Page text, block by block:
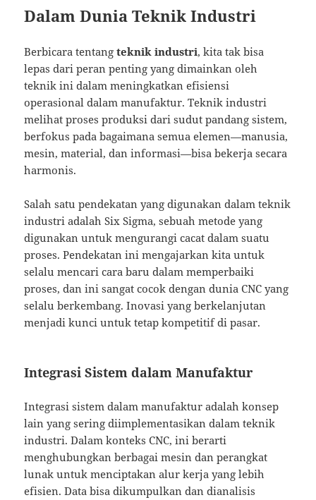
Dalam Dunia Teknik Industri
Berbicara tentangteknik industri, kita tak bisa
lepas dari peran penting yang dimainkan oleh
teknik ini dalam meningkatkan efisiensi
operasional dalam manufaktur. Teknik industri
melihat proses produksi dari sudut pandang sistem,
berfokus pada bagaimana semua elemen—manusia,
mesin, material, dan informasi—bisa bekerja secara
harmonis.
Salah satu pendekatan yang digunakan dalam teknik
industri adalah Six Sigma, sebuah metode yang
digunakan untuk mengurangi cacat dalam suatu
proses. Pendekatan ini mengajarkan kita untuk
selalu mencari cara baru dalam memperbaiki
proses, dan ini sangat cocok dengan dunia CNC yang
selalu berkembang. Inovasi yang berkelanjutan
menjadi kunci untuk tetap kompetitif di pasar.
Integrasi Sistem dalam Manufaktur
Integrasi sistem dalam manufaktur adalah konsep
lain yang sering diimplementasikan dalam teknik
industri. Dalam konteks CNC, ini berarti
menghubungkan berbagai mesin dan perangkat
lunak untuk menciptakan alur kerja yang lebih
efisien. Data bisa dikumpulkan dan dianalisis